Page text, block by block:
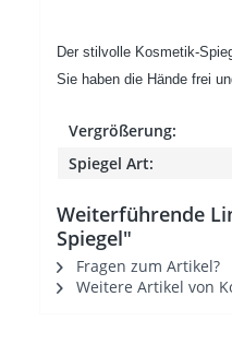
Der stilvolle Kosmetik-
Sie haben die Hände frei
Vergrößerung:
Spiegel Art:
Weiterführende
Spiegel"
Fragen zum Artikel?
Weitere Artikel von